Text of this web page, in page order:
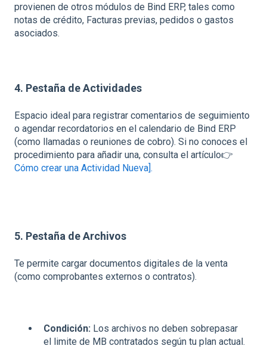
provienen de otros módulos de Bind ERP, tales como
notas de crédito, Facturas previas, pedidos o gastos
asociados.
4. Pestaña de Actividades
Espacio ideal para registrar comentarios de seguimiento
o agendar recordatorios en el calendario de Bind ERP
(como llamadas o reuniones de cobro). Si no conoces el
procedimiento para añadir una, consulta el artículo👉
Cómo crear una Actividad Nueva].
5. Pestaña de Archivos
Te permite cargar documentos digitales de la venta
(como comprobantes externos o contratos).
Condición: Los archivos no deben sobrepasar
el limite de MB contratados según tu plan actual.